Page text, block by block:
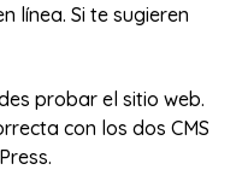
línea. Si te sugieren
probar el sitio web.
con los dos CMS